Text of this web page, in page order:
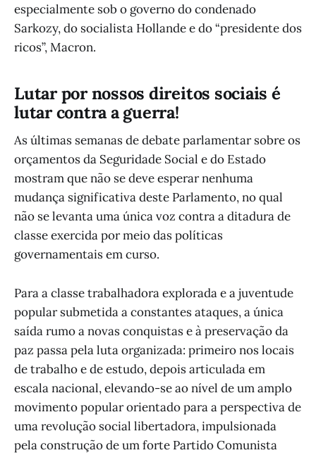
especialmente sob o governo do condenado
Sarkozy, do socialista Hollande e do “presidente dos
ricos”, Macron.
Lutar por nossos direitos sociais é
lutar contra a guerra!
As últimas semanas de debate parlamentar sobre os
orçamentos da Seguridade Social e do Estado
mostram que não se deve esperar nenhuma
mudança significativa deste Parlamento, no qual
não se levanta uma única voz contra a ditadura de
classe exercida por meio das políticas
governamentais em curso.
Para a classe trabalhadora explorada e a juventude
popular submetida a constantes ataques, a única
saída rumo a novas conquistas e à preservação da
paz passa pela luta organizada: primeiro nos locais
de trabalho e de estudo, depois articulada em
escala nacional, elevando-se ao nível de um amplo
movimento popular orientado para a perspectiva de
uma revolução social libertadora, impulsionada
pela construção de um forte Partido Comunista